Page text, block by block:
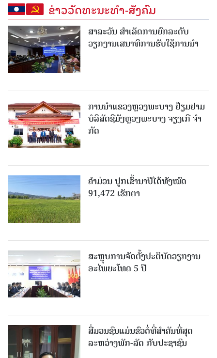
ຂ່າວວັດທະນະທຳ-ສັງຄົມ
ສາລະວັນ ສໍາເລັດການຍົກລະດັບ
ວຽກງານເສນາທິການຮັບໃຊ້ການນໍາ
ການນຳແຂວງຫຼວງພະບາງ ຢ້ຽມ​ຢາມ
ບໍ​ລິ​ສັດຊີມັງຫຼວງພະບາງ ຈຽງເກີ ຈໍາ
ກັດ
ຄໍາມ່ວນ ປູກເຂົ້ານາປີໄດ້ທັງໝົດ
91,472 ເຮັກຕາ
ສະຫຼຸບການຈັດຕັ້ງປະຕິບັດວຽກງານ
ອະໄພຍະໂທດ 5 ປີ
ສື່ມວນຊົນແມ່ນຂົວຕໍ່ທີ່ສໍາຄັນທີ່ສຸດ
ລະຫວ່າງພັກ-ລັດ ກັບປະຊາຊົນ